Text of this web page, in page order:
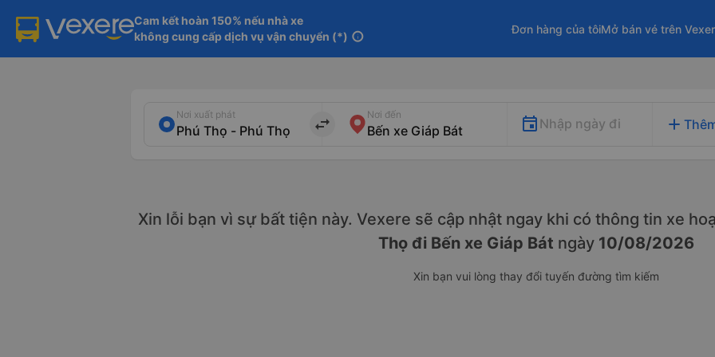
Cam kết hoàn 150% nếu nhà xe
không cung cấp dịch vụ vận chuyển (*) info
Đơn hàng của tôiMở bán vé trên
Nơi xuất phát
import_export
Nơi đến
Nhập ngày đi add
Xin lỗi bạn vì sự bất tiện này. Vexere sẽ cập nhật ngay khi có thông tin xe
Thọ đi Bến xe Giáp Bát ngày 10/08/2026
Xin bạn vui lòng thay đổi tuyến đường tìm kiếm